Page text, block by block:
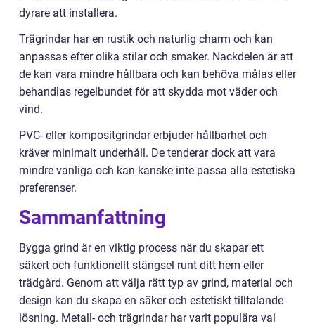
dyrare att installera.
Trägrindar har en rustik och naturlig charm och kan
anpassas efter olika stilar och smaker. Nackdelen är att
de kan vara mindre hållbara och kan behöva målas eller
behandlas regelbundet för att skydda mot väder och
vind.
PVC- eller kompositgrindar erbjuder hållbarhet och
kräver minimalt underhåll. De tenderar dock att vara
mindre vanliga och kan kanske inte passa alla estetiska
preferenser.
Sammanfattning
Bygga grind är en viktig process när du skapar ett
säkert och funktionellt stängsel runt ditt hem eller
trädgård. Genom att välja rätt typ av grind, material och
design kan du skapa en säker och estetiskt tilltalande
lösning. Metall- och trägrindar har varit populära val